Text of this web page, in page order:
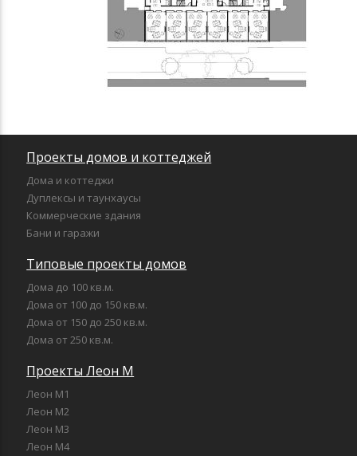
Проекты домов и коттеджей
Дома и коттеджи
Дуплексы и таунхаусы
Коммерческие здания
Бани и гаражи
Типовые проекты домов
Дома до 100 кв.м.
Дома от 100 до 150 кв.м.
Дома от 150 до 250 кв.м.
Дома от 250 кв.м.
Проекты Леон М
Леон М1
Леон М2
Леон М3
Леон М4